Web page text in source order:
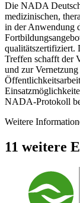
Die NADA
medizinischen,
in der Anwendung
qualitätszertifiziert.
Treffen schafft der
und zur
NADA-Protokoll
Weitere
11 weitere